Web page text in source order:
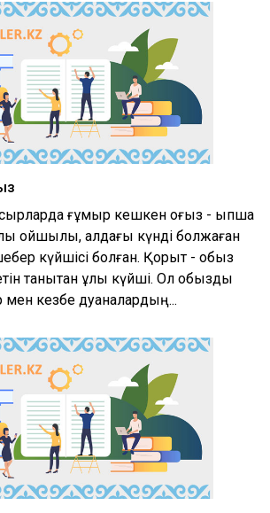
ғұмыр кешкен оғыз - қыпшақ
ойшылы, алдағы күнді болжаған
күйшісі болған. Қорқыт - қобыз
танытқан ұлы күйші. Ол қобызды
мен кезбе дуаналардың...